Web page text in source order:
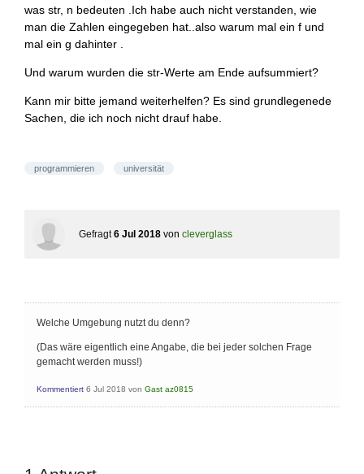
was str, n bedeuten .Ich habe auch nicht verstanden, wie
man die Zahlen eingegeben hat..also warum mal ein f und
mal ein g dahinter .
Und warum wurden die str-Werte am Ende aufsummiert?
Kann mir bitte jemand weiterhelfen? Es sind grundlegenede
Sachen, die ich noch nicht drauf habe.
programmieren universität
Gefragt 6 Jul 2018 von cleverglass
Welche Umgebung nutzt du denn?
(Das wäre eigentlich eine Angabe, die bei jeder solchen Frage
gemacht werden muss!)
Kommentiert 6 Jul 2018 von Gast az0815